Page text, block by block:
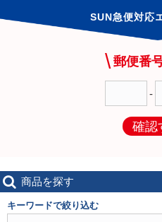
SUN急便対応
郵便番
-
確認
商品を探す
キーワードで絞り込む